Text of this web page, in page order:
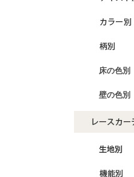
床の色別
壁の色別